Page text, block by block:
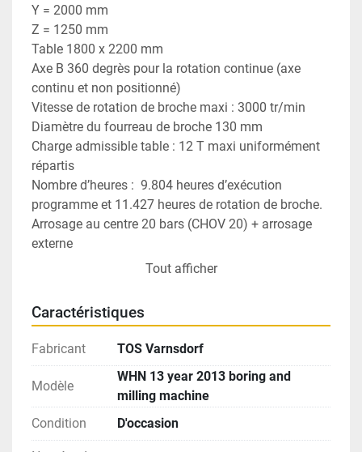
Y = 2000 mm
Z = 1250 mm
Table 1800 x 2200 mm
Axe B 360 degrès pour la rotation continue (axe
continu et non positionné)
Vitesse de rotation de broche maxi : 3000 tr/min
Diamètre du fourreau de broche 130 mm
Charge admissible table : 12 T maxi uniformément
répartis
Nombre d’heures :  9.804 heures d’exécution
programme et 11.427 heures de rotation de broche.
Arrosage au centre 20 bars (CHOV 20) + arrosage
externe
Palpeur pièces Blum TC60
Table type boring and milling machine TOS WHN 13
Horizontal boring and milling machine T-type
CNC Heidenhain iTNC 530
Travels
Tout afficher
Caractéristiques
Fabricant TOS Varnsdorf
Modèle
WHN 13 year 2013 boring and
milling machine
Condition
D'occasion